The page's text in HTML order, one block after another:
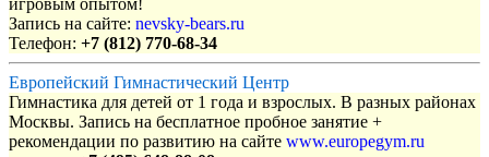
игровым опытом!
Запись на сайте: nevsky-bears.ru
Телефон: +7 (812) 770-68-34
Европейский Гимнастический Центр
Гимнастика для детей от 1 года и взрослых. В разных районах
Москвы. Запись на бесплатное пробное занятие +
рекомендации по развитию на сайте www.europegym.ru